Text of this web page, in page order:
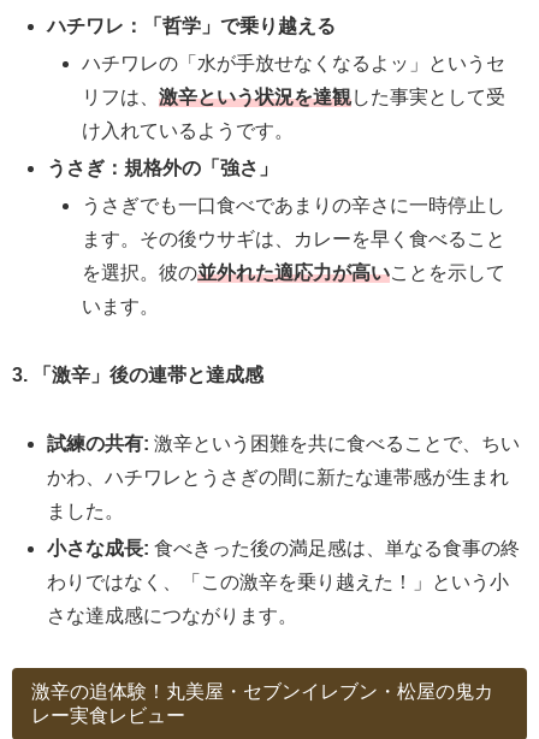
ハチワレ：「哲学」で乗り越える
ハチワレの「水が手放せなくなるよッ」というセ
リフは、激辛という状況を達観した事実として受
け入れているようです。
うさぎ：規格外の「強さ」
うさぎでも一口食べであまりの辛さに一時停止し
ます。その後ウサギは、カレーを早く食べること
を選択。彼の並外れた適応力が高いことを示して
います。
3. 「激辛」後の連帯と達成感
試練の共有: 激辛という困難を共に食べることで、ちい
かわ、ハチワレとうさぎの間に新たな連帯感が生まれ
ました。
小さな成長: 食べきった後の満足感は、単なる食事の終
わりではなく、「この激辛を乗り越えた！」という小
さな達成感につながります。
激辛の追体験！丸美屋・セブンイレブン・松屋の鬼カ
レー実食レビュー